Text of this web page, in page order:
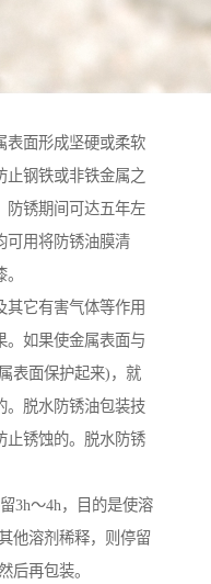
表面形成坚硬或柔软
止钢铁或非铁金属之
防锈期间可达五年左
可用将防锈油膜清
其它有害气体等作用
。如果使金属表面与
表面保护起来)，就
。脱水防锈油包装技
止锈蚀的。脱水防锈
3h～4h，目的是使溶
他溶剂稀释，则停留
后再包装。